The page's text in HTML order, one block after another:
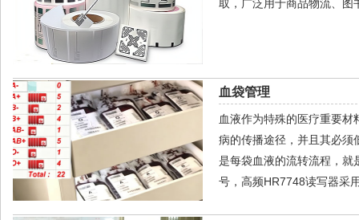
取，广泛用于商品物流、图
血袋管理
血液作为特殊的医疗重要
病的传播途径，并且其必须
是每袋血液的流转流程，就
号，高频HR7748读写器采